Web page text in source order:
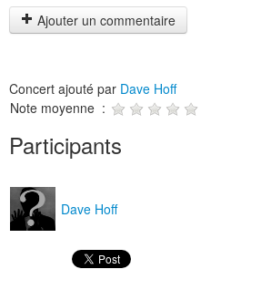
Ajouter un commentaire
Concert ajouté par Dave Hoff
Note moyenne :
Participants
Dave Hoff